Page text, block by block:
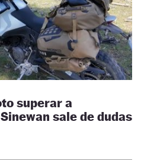
superar a
sale de dudas